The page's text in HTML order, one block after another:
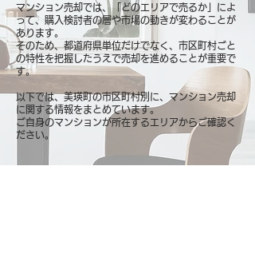
マンション売却では、「どのエリアで売るか」によ
って、購入検討者の層や市場の動きが変わることが
あります。
そのため、都道府県単位だけでなく、市区町村ごと
の特性を把握したうえで売却を進めることが重要で
す。
以下では、美瑛町の市区町村別に、マンション売却
に関する情報をまとめています。
ご自身のマンションが所在するエリアからご確認く
ださい。